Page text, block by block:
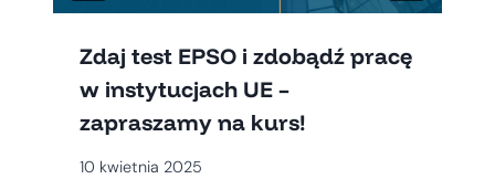
Zdaj test EPSO i zdobądź pracę
w instytucjach UE –
zapraszamy na kurs!
10 kwietnia 2025